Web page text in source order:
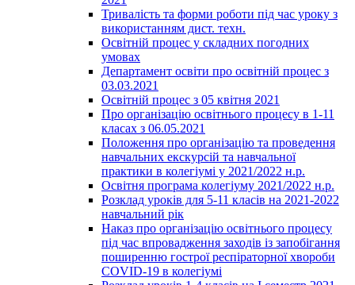
Тривалість та форми роботи під час уроку з
використанням дист. техн.
Освітній процес у складних погодних
умовах
Департамент освіти про освітній процес з
03.03.2021
Освітній процес з 05 квітня 2021
Про організацію освітнього процесу в 1-11
класах з 06.05.2021
Положення про організацію та проведення
навчальних екскурсій та навчальної
практики в колегіумі у 2021/2022 н.р.
Освітня програма колегіуму 2021/2022 н.р.
Розклад уроків для 5-11 класів на 2021-2022
навчальний рік
Наказ про організацію освітнього процесу
під час впровадження заходів із запобігання
поширенню гострої респіраторної хвороби
COVID-19 в колегіумі